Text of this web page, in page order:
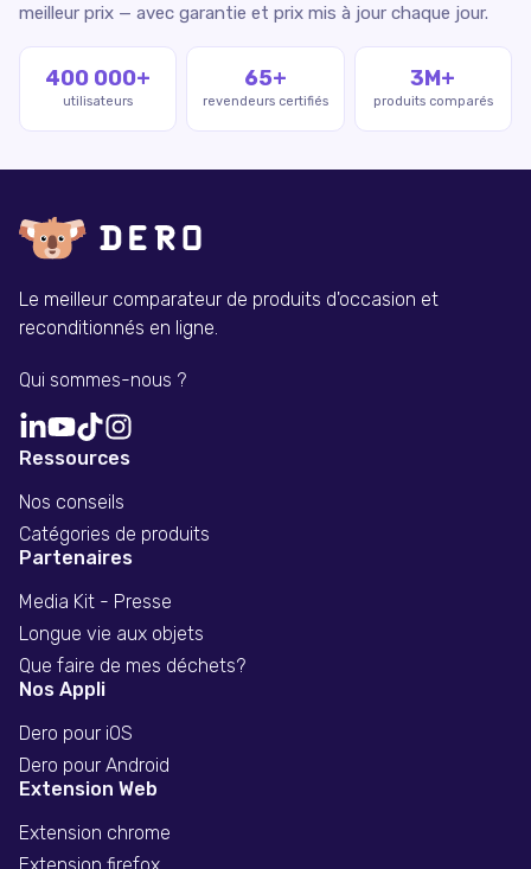
meilleur prix — avec garantie et prix mis à jour chaque jour.
400 000+
utilisateurs
65+
revendeurs certifiés
3M+
produits comparés
Le meilleur comparateur de produits d'occasion et
reconditionnés en ligne.
Qui sommes-nous ?
Ressources
Nos conseils
Catégories de produits
Partenaires
Media Kit - Presse
Longue vie aux objets
Que faire de mes déchets?
Nos Appli
Dero pour iOS
Dero pour Android
Extension Web
Extension chrome
Extension firefox